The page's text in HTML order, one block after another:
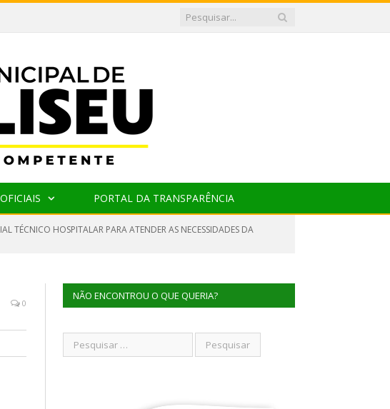
PORTAL DA TRANSPARÊNCIA
TÉCNICO HOSPITALAR PARA ATENDER AS NECESSIDADES DA
0
NÃO ENCONTROU O QUE QUERIA?